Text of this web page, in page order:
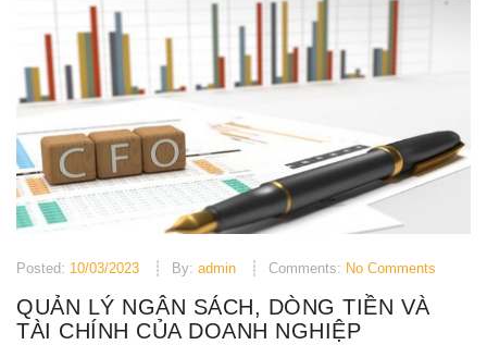
Posted: 10/03/2023 By: admin Comments: No Comments
QUẢN LÝ NGÂN SÁCH, DÒNG TIỀN VÀ
TÀI CHÍNH CỦA DOANH NGHIỆP